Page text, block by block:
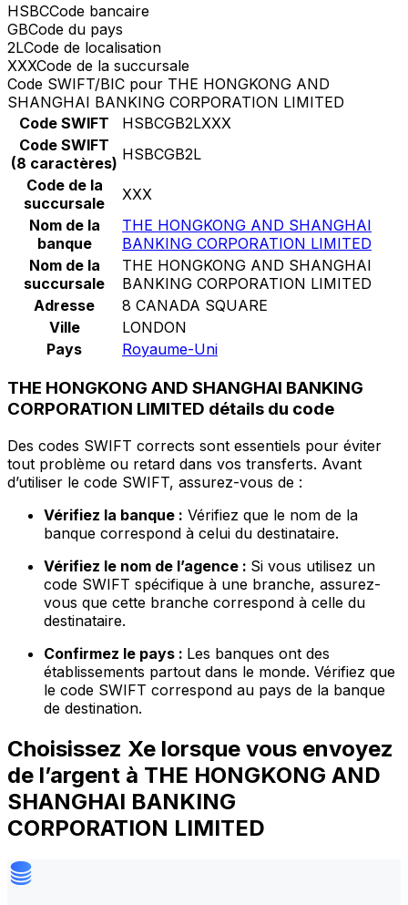
HSBCCode bancaire
GBCode du pays
2LCode de localisation
XXXCode de la succursale
Code SWIFT/BIC pour THE HONGKONG AND
SHANGHAI BANKING CORPORATION LIMITED
Code SWIFT
HSBCGB2LXXX
Code SWIFT
(8 caractères) HSBCGB2L
Code de la
succursale
XXX
Nom de la
banque
THE HONGKONG AND SHANGHAI
BANKING CORPORATION LIMITED
Nom de la
succursale
THE HONGKONG AND SHANGHAI
BANKING CORPORATION LIMITED
Adresse
8 CANADA SQUARE
Ville
LONDON
Pays
Royaume-Uni
THE HONGKONG AND SHANGHAI BANKING
CORPORATION LIMITED détails du code
Des codes SWIFT corrects sont essentiels pour éviter
tout problème ou retard dans vos transferts. Avant
d’utiliser le code SWIFT, assurez-vous de :
Vérifiez la banque : Vérifiez que le nom de la
banque correspond à celui du destinataire.
Vérifiez le nom de l’agence : Si vous utilisez un
code SWIFT spécifique à une branche, assurez-
vous que cette branche correspond à celle du
destinataire.
Confirmez le pays : Les banques ont des
établissements partout dans le monde. Vérifiez que
le code SWIFT correspond au pays de la banque
de destination.
Choisissez Xe lorsque vous envoyez
de l’argent à THE HONGKONG AND
SHANGHAI BANKING
CORPORATION LIMITED